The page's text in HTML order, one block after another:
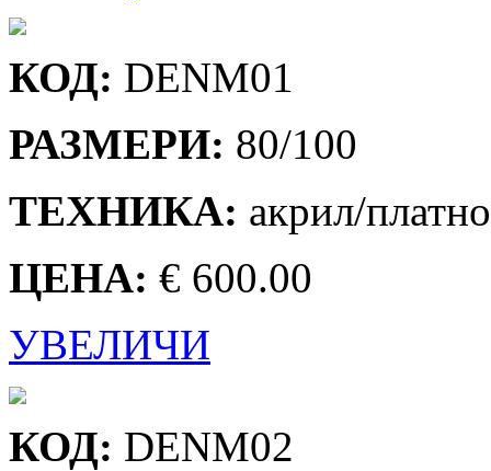
КОД: DENM01
РАЗМЕРИ: 80/100
ТЕХНИКА: акрил/платно
ЦЕНА: € 600.00
УВЕЛИЧИ
КОД: DENM02